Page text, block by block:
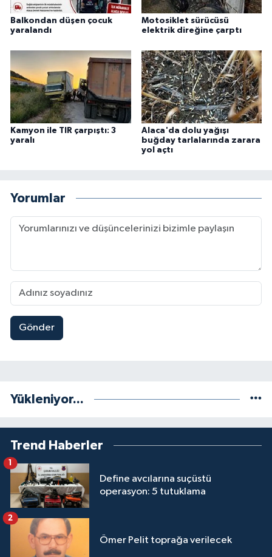
Balkondan düşen çocuk
yaralandı
Motosiklet sürücüsü
elektrik direğine çarptı
Kamyon ile TIR çarpıştı: 3
yaralı
Alaca'da dolu yağışı
buğday tarlalarında zarara
yol açtı
Yorumlar
Gönder
Yükleniyor...
Trend Haberler
Define avcılarına suçüstü
operasyon: 5 tutuklama
1
Ömer Pelit toprağa verilecek
2